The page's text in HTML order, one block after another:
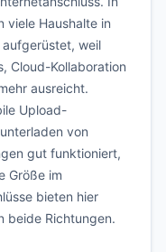
viele Haushalte in
weil
Cloud-Kollaboration
ausreicht.
Upload-
von
gut funktioniert,
Größe im
bieten hier
beide Richtungen.